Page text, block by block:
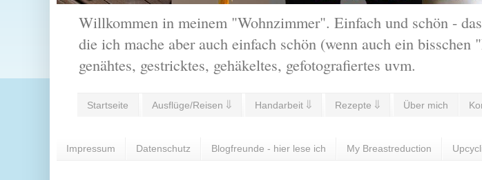
Willkommen in meinem "Wohnzimmer". Einfach und schön -
die ich mache aber auch einfach schön (wenn auch ein
genähtes, gestricktes, gehäkeltes, gefotografiertes uvm.
Startseite Ausflüge/Reisen ⇓ Handarbeit ⇓ Rezepte ⇓ Über mich
Impressum Datenschutz Blogfreunde - hier lese ich My Breastreduction